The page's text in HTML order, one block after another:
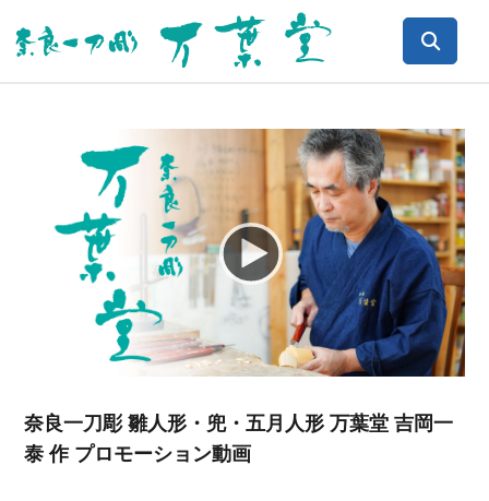
Player
奈良一刀彫 雛人形・兜・五月人形 万葉堂 吉岡一
泰 作 プロモーション動画